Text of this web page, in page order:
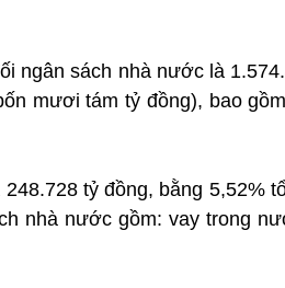
ngân sách nhà nước là
mươi tám tỷ đồng), bao
tỷ đồng, bằng 5,52%
nhà nước gồm: vay trong